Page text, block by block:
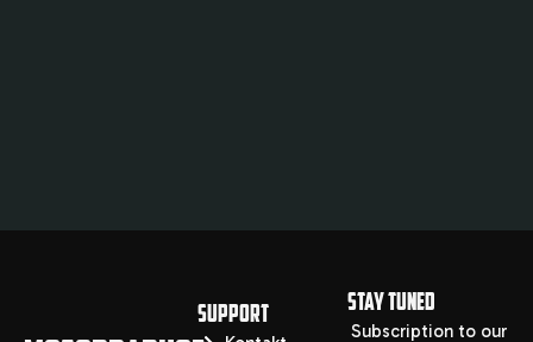
SUPPORT STAY TUNED
Subscription to our